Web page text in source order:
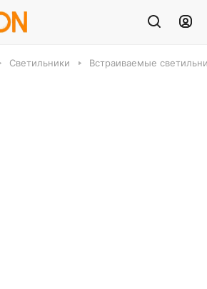
Светильники Встраиваемые